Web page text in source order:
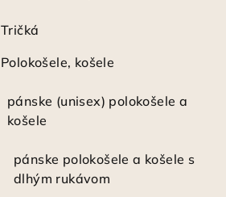
Tričká
Polokošele, košele
pánske (unisex) polokošele a
košele
pánske polokošele a košele s
dlhým rukávom